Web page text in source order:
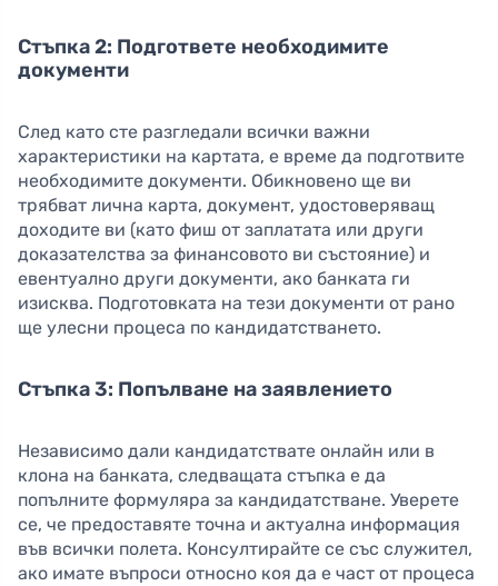
Стъпка 2: Подгответе необходимите
документи
След като сте разгледали всички важни
характеристики на картата, е време да подготвите
необходимите документи. Обикновено ще ви
трябват лична карта, документ, удостоверяващ
доходите ви (като фиш от заплатата или други
доказателства за финансовото ви състояние) и
евентуално други документи, ако банката ги
изисква. Подготовката на тези документи от рано
ще улесни процеса по кандидатстването.
Стъпка 3: Попълване на заявлението
Независимо дали кандидатствате онлайн или в
клона на банката, следващата стъпка е да
попълните формуляра за кандидатстване. Уверете
се, че предоставяте точна и актуална информация
във всички полета. Консултирайте се със служител,
ако имате въпроси относно коя да е част от процеса